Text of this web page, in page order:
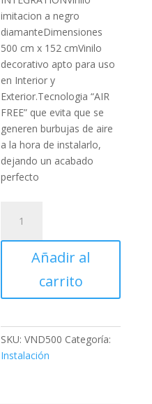
imitacion a negro
diamanteDimensiones
500 cm x 152 cmVinilo
decorativo apto para uso
en Interior y
Exterior.Tecnologia “AIR
FREE” que evita que se
generen burbujas de aire
a la hora de instalarlo,
dejando un acabado
perfecto
INTEGRATION
Vinilo
cm
cantidad
Añadir al
carrito
SKU:VND500 Categoría:
Instalación